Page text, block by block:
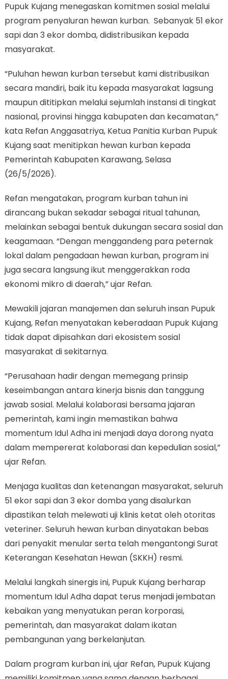
Pupuk Kujang menegaskan komitmen sosial melalui
program penyaluran hewan kurban. Sebanyak 51 ekor
sapi dan 3 ekor domba, didistribusikan kepada
masyarakat.
“Puluhan hewan kurban tersebut kami distribusikan
secara mandiri, baik itu kepada masyarakat lagsung
maupun dititipkan melalui sejumlah instansi di tingkat
nasional, provinsi hingga kabupaten dan kecamatan,”
kata Refan Anggasatriya, Ketua Panitia Kurban Pupuk
Kujang saat menitipkan hewan kurban kepada
Pemerintah Kabupaten Karawang, Selasa
(26/5/2026).
Refan mengatakan, program kurban tahun ini
dirancang bukan sekadar sebagai ritual tahunan,
melainkan sebagai bentuk dukungan secara sosial dan
keagamaan. “Dengan menggandeng para peternak
lokal dalam pengadaan hewan kurban, program ini
juga secara langsung ikut menggerakkan roda
ekonomi mikro di daerah,” ujar Refan.
Mewakili jajaran manajemen dan seluruh insan Pupuk
Kujang, Refan menyatakan keberadaan Pupuk Kujang
tidak dapat dipisahkan dari ekosistem sosial
masyarakat di sekitarnya.
“Perusahaan hadir dengan memegang prinsip
keseimbangan antara kinerja bisnis dan tanggung
jawab sosial. Melalui kolaborasi bersama jajaran
pemerintah, kami ingin memastikan bahwa
momentum Idul Adha ini menjadi daya dorong nyata
dalam mempererat kolaborasi dan kepedulian sosial,”
ujar Refan.
Menjaga kualitas dan ketenangan masyarakat, seluruh
51 ekor sapi dan 3 ekor domba yang disalurkan
dipastikan telah melewati uji klinis ketat oleh otoritas
veteriner. Seluruh hewan kurban dinyatakan bebas
dari penyakit menular serta telah mengantongi Surat
Keterangan Kesehatan Hewan (SKKH) resmi.
Melalui langkah sinergis ini, Pupuk Kujang berharap
momentum Idul Adha dapat terus menjadi jembatan
kebaikan yang menyatukan peran korporasi,
pemerintah, dan masyarakat dalam ikatan
pembangunan yang berkelanjutan.
Dalam program kurban ini, ujar Refan, Pupuk Kujang